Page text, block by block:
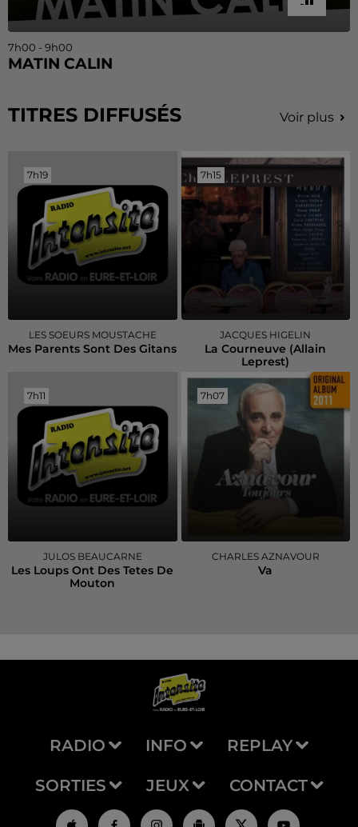
7h00 - 9h00
MATIN CALIN
TITRES DIFFUSÉS Voir plus
7h19
7h19
LES SOEURS MOUSTACHE
Mes Parents Sont Des Gitans
7h15
7h15
JACQUES HIGELIN
La Courneuve (allain
Leprest)
7h11
7h11
JULOS BEAUCARNE
Les Loups Ont Des Tetes De
Mouton
7h07
7h07
CHARLES AZNAVOUR
Va
RADIO INFO REPLAY
SORTIES JEUX CONTACT